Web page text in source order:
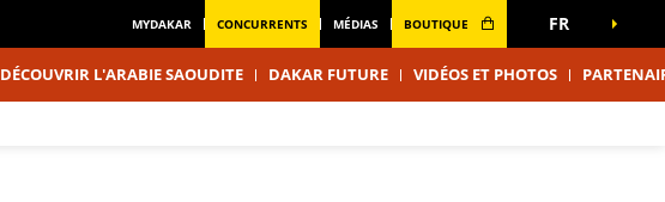
MYDAKAR CONCURRENTS MÉDIAS BOUTIQUE FR
DÉCOUVRIR L'ARABIE SAOUDITE DAKAR FUTURE VIDÉOS ET PHOTOS